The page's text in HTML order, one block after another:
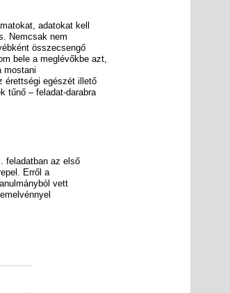
adatokat kell
Nemcsak nem
összecsengő
bele a meglévőkbe azt,
mostani
érettségi egészét illető
tűnő – feladat-darabra
feladatban az első
Erről a
vett